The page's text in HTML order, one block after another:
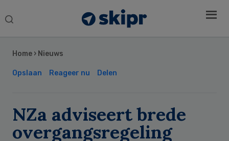
Search
Home › Nieuws
Opslaan Reageer nu Delen
NZa adviseert brede
overgangsregeling
Sidebar